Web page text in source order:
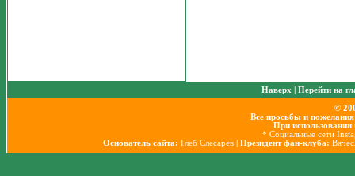
Наверх |Перейти на
©
Все просьбы и
При использовании
* Социальные сети
Основатель сайта: Глеб Слесарев | Президент фан-клуба: